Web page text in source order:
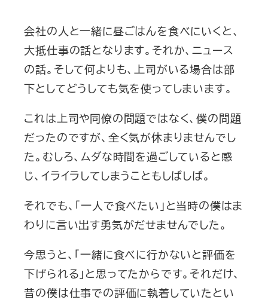
会社の人と一緒に昼ごはんを食べにいくと、
大抵仕事の話となります。それか、ニュース
の話。そして何よりも、上司がいる場合は部
下としてどうしても気を使ってしまいます。
これは上司や同僚の問題ではなく、僕の問題
だったのですが、全く気が休まりませんでし
た。むしろ、ムダな時間を過ごしていると感
じ、イライラしてしまうこともしばしば。
それでも、「一人で食べたい」と当時の僕はま
わりに言い出す勇気がだせませんでした。
今思うと、「一緒に食べに行かないと評価を
下げられる」と思ってたからです。それだけ、
昔の僕は仕事での評価に執着していたとい